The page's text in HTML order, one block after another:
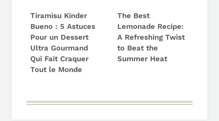
Tiramisu Kinder
Bueno : 5 Astuces
Pour un Dessert
Ultra Gourmand
Qui Fait Craquer
Tout le Monde
The Best
Lemonade Recipe:
A Refreshing Twist
to Beat the
Summer Heat